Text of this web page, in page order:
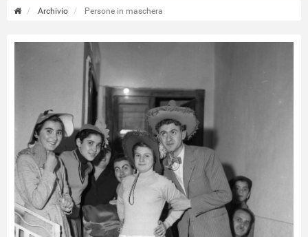
Archivio Persone in maschera